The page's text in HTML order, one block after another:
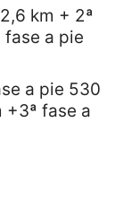
km + 2ª
a pie
a pie 530
fase a